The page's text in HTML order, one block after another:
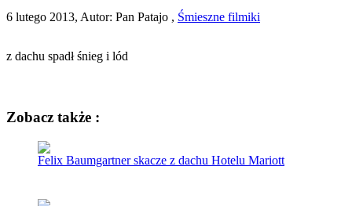
6 lutego 2013, Autor: Pan Patajo , Śmieszne filmiki
z dachu spadł śnieg i lód
Zobacz także :
Felix Baumgartner skacze z dachu Hotelu Mariott